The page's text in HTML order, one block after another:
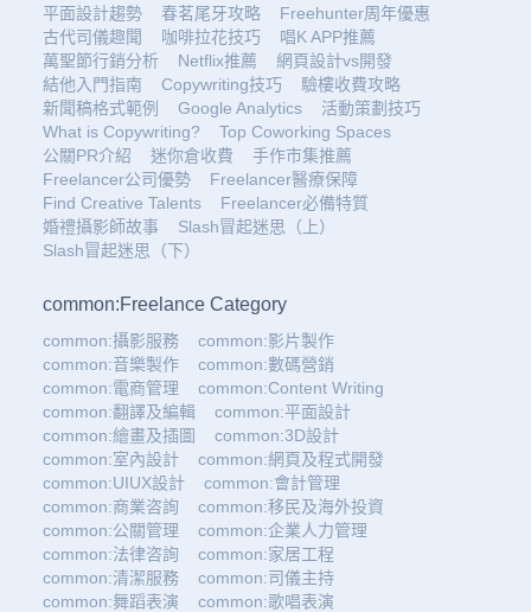
平面設計趨勢
春茗尾牙攻略
Freehunter周年優惠
古代司儀趣聞
咖啡拉花技巧
唱K APP推薦
萬聖節行銷分析
Netflix推薦
網頁設計vs開發
結他入門指南
Copywriting技巧
驗樓收費攻略
新聞稿格式範例
Google Analytics
活動策劃技巧
What is Copywriting?
Top Coworking Spaces
公關PR介紹
迷你倉收費
手作市集推薦
Freelancer公司優勢
Freelancer醫療保障
Find Creative Talents
Freelancer必備特質
婚禮攝影師故事
Slash冒起迷思（上）
Slash冒起迷思（下）
common:Freelance Category
common:攝影服務
common:影片製作
common:音樂製作
common:數碼營銷
common:電商管理
common:Content Writing
common:翻譯及編輯
common:平面設計
common:繪畫及插圖
common:3D設計
common:室內設計
common:網頁及程式開發
common:UIUX設計
common:會計管理
common:商業咨詢
common:移民及海外投資
common:公關管理
common:企業人力管理
common:法律咨詢
common:家居工程
common:清潔服務
common:司儀主持
common:舞蹈表演
common:歌唱表演